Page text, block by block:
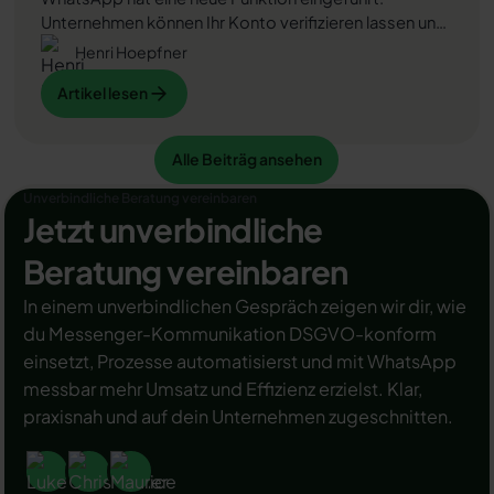
Unternehmen können Ihr Konto verifizieren lassen und
bei erfolgreicher Legitimation einen grünen Haken in
dem WhatsApp Business Unternehmensprofil
erhalten. Das sorgt für mehr Vertrauen bei
Kaufinteressenten Ihres Unternehmens und steigert
Ihre Umsätze! Zudem können Sie sich durch einen
grünen Haken in WhatsApp Business von Ihren
Wettbewerbern abheben. Doch wie funktioniert die
Beantragung des beliebten Symbols? In diesem
Beitrag zeigen wir es Ihnen!
Artikel lesen
Artikel lesen
Henri Hoepfner
Alle Beiträg ansehen
Alle Beiträg ansehen
Jetzt unverbindliche
Beratung vereinbaren
In einem unverbindlichen Gespräch zeigen wir dir, wie
du Messenger-Kommunikation DSGVO-konform
einsetzt, Prozesse automatisierst und mit WhatsApp
messbar mehr Umsatz und Effizienz erzielst. Klar,
praxisnah und auf dein Unternehmen zugeschnitten.